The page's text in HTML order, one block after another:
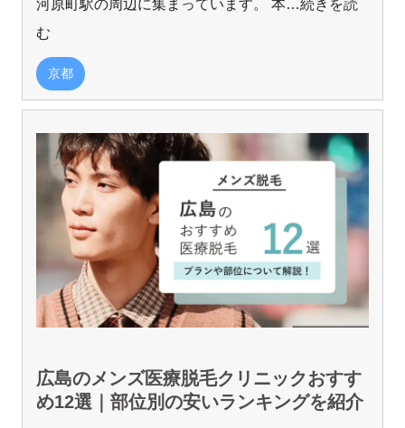
河原町駅の周辺に集まっています。 本…続きを読
む
京都
広島のメンズ医療脱毛クリニックおすす
め12選｜部位別の安いランキングを紹介